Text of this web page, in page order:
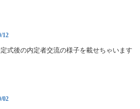
12
式後の内定者交流の様子を載せちゃいます
02